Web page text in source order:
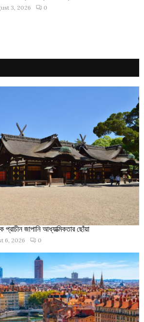
3, 2026 0
প্রাচীন জাপানি আধ্যাত্মিকতার ছোঁয়া
6, 2026 0